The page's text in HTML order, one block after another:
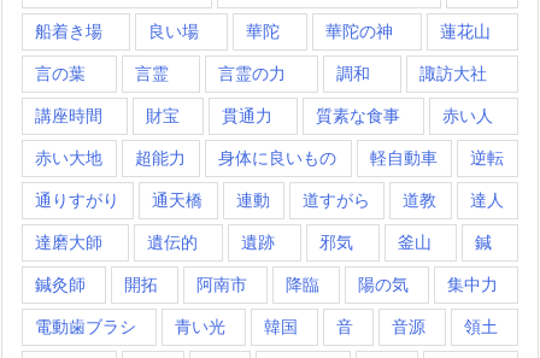
船着き場 良い場 華陀 華陀の神 蓮花山
言の葉 言霊 言霊の力 調和 諏訪大社
講座時間 財宝 貫通力 質素な食事 赤い人
赤い大地 超能力 身体に良いもの 軽自動車 逆転
通りすがり 通天橋 連動 道すがら 道教 達人
達磨大師 遺伝的 遺跡 邪気 釜山 鍼
鍼灸師 開拓 阿南市 降臨 陽の気 集中力
電動歯ブラシ 青い光 韓国 音 音源 領土